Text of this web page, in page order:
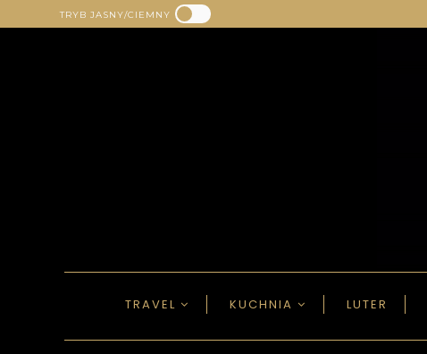
TRYB JASNY/CIEMNY
TRAVEL KUCHNIA LUTER